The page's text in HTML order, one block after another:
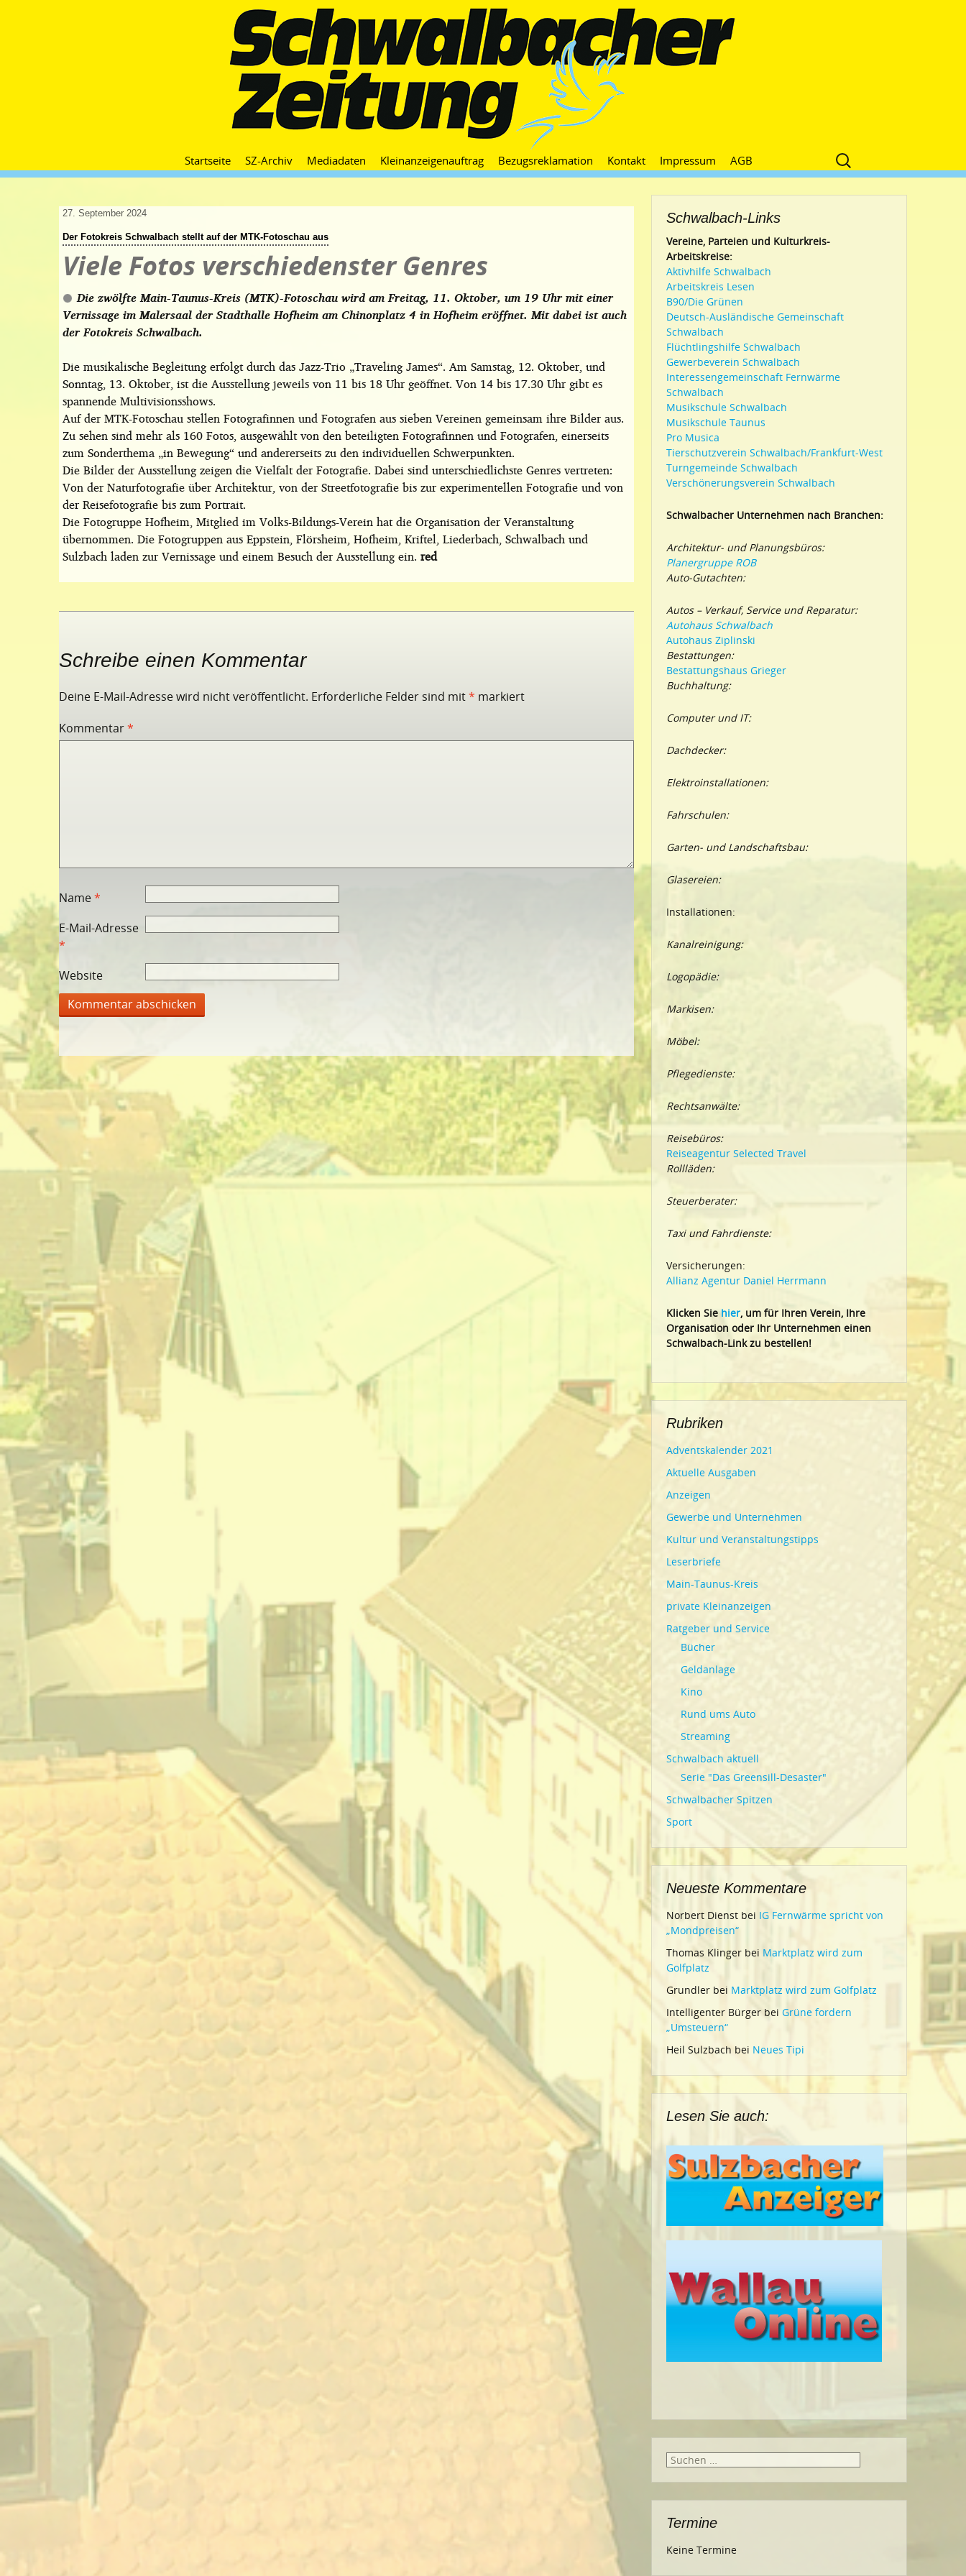
Zum
Inhalt
Startseite SZ-Archiv Mediadaten Kleinanzeigenauftrag Bezugsreklamation Kontakt Impressum AGB
Suche
nach:
27. September 2024
Der Fotokreis Schwalbach stellt auf der MTK-Fotoschau aus
Viele Fotos verschiedenster Genres
Die zwölfte Main-Taunus-Kreis (MTK)-Fotoschau wird am Freitag, 11. Oktober, um 19 Uhr mit einer
Vernissage im Malersaal der Stadthalle Hofheim am Chinonplatz 4 in Hofheim eröffnet. Mit dabei ist auch
der Fotokreis Schwalbach.
Die musikalische Begleitung erfolgt durch das Jazz-Trio „Traveling James“. Am Samstag, 12. Oktober, und
Sonntag, 13. Oktober, ist die Ausstellung jeweils von 11 bis 18 Uhr geöffnet. Von 14 bis 17.30 Uhr gibt es
spannende Multivisionsshows.
Auf der MTK-Fotoschau stellen Fotografinnen und Fotografen aus sieben Vereinen gemeinsam ihre Bilder aus.
Zu sehen sind mehr als 160 Fotos, ausgewählt von den beteiligten Fotografinnen und Fotografen, einerseits
zum Sonderthema „in Bewegung“ und andererseits zu den individuellen Schwerpunkten.
Die Bilder der Ausstellung zeigen die Vielfalt der Fotografie. Dabei sind unterschiedlichste Genres vertreten:
Von der Naturfotografie über Architektur, von der Streetfotografie bis zur experimentellen Fotografie und von
der Reisefotografie bis zum Portrait.
Die Fotogruppe Hofheim, Mitglied im Volks-Bildungs-Verein hat die Organisation der Veranstaltung
übernommen. Die Fotogruppen aus Eppstein, Flörsheim, Hofheim, Kriftel, Liederbach, Schwalbach und
Sulzbach laden zur Vernissage und einem Besuch der Ausstellung ein. red
Schreibe einen Kommentar
Deine E-Mail-Adresse wird nicht veröffentlicht. Erforderliche Felder sind mit* markiert
Kommentar*
Name*
E-Mail-Adresse
*
Website
Schwalbach-Links
Vereine, Parteien und Kulturkreis-
Arbeitskreise:
Aktivhilfe Schwalbach
Arbeitskreis Lesen
B90/Die Grünen
Deutsch-Ausländische Gemeinschaft
Schwalbach
Flüchtlingshilfe Schwalbach
Gewerbeverein Schwalbach
Interessengemeinschaft Fernwärme
Schwalbach
Musikschule Schwalbach
Musikschule Taunus
Pro Musica
Tierschutzverein Schwalbach/Frankfurt-West
Turngemeinde Schwalbach
Verschönerungsverein Schwalbach
Schwalbacher Unternehmen nach Branchen:
Architektur- und Planungsbüros:
Planergruppe ROB
Auto-Gutachten:
Autos – Verkauf, Service und Reparatur:
Autohaus Schwalbach
Autohaus Ziplinski
Bestattungen:
Bestattungshaus Grieger
Buchhaltung:
Computer und IT:
Dachdecker:
Elektroinstallationen:
Fahrschulen:
Garten- und Landschaftsbau:
Glasereien:
Installationen:
Kanalreinigung:
Logopädie:
Markisen:
Möbel:
Pflegedienste:
Rechtsanwälte:
Reisebüros:
Reiseagentur Selected Travel
Rollläden:
Steuerberater:
Taxi und Fahrdienste:
Versicherungen:
Allianz Agentur Daniel Herrmann
Klicken Siehier, um für Ihren Verein, Ihre
Organisation oder Ihr Unternehmen einen
Schwalbach-Link zu bestellen!
Rubriken
Adventskalender 2021
Aktuelle Ausgaben
Anzeigen
Gewerbe und Unternehmen
Kultur und Veranstaltungstipps
Leserbriefe
Main-Taunus-Kreis
private Kleinanzeigen
Ratgeber und Service
Bücher
Geldanlage
Kino
Rund ums Auto
Streaming
Schwalbach aktuell
Serie "Das Greensill-Desaster"
Schwalbacher Spitzen
Sport
Neueste Kommentare
Norbert Dienst bei IG Fernwärme spricht von
„Mondpreisen“
Thomas Klinger bei Marktplatz wird zum
Golfplatz
Grundler bei Marktplatz wird zum Golfplatz
Intelligenter Bürger bei Grüne fordern
„Umsteuern“
Heil Sulzbach bei Neues Tipi
Lesen Sie auch:
Suche
Termine
Keine Termine